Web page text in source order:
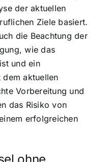
der aktuellen
Ziele basiert.
die Beachtung der
wie das
und ein
aktuellen
Vorbereitung und
das Risiko von
erfolgreichen